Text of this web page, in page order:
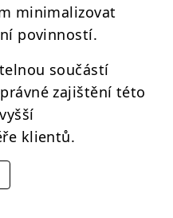
minimalizovat
povinností.
součástí
zajištění této
klientů.